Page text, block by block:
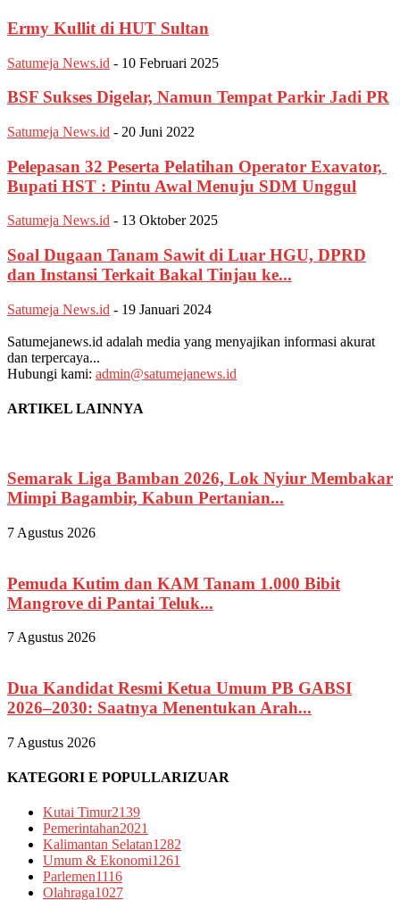
Ermy Kullit di HUT Sultan
Satumeja News.id - 10 Februari 2025
BSF Sukses Digelar, Namun Tempat Parkir Jadi PR
Satumeja News.id - 20 Juni 2022
Pelepasan 32 Peserta Pelatihan Operator Exavator,
Bupati HST : Pintu Awal Menuju SDM Unggul
Satumeja News.id - 13 Oktober 2025
Soal Dugaan Tanam Sawit di Luar HGU, DPRD
dan Instansi Terkait Bakal Tinjau ke...
Satumeja News.id - 19 Januari 2024
Satumejanews.id adalah media yang menyajikan informasi akurat
dan terpercaya...
Hubungi kami: admin@satumejanews.id
ARTIKEL LAINNYA
Semarak Liga Bamban 2026,‎ Lok Nyiur Membakar
Mimpi ‎Bagambir, Kabun Pertanian...
7 Agustus 2026
Pemuda Kutim dan KAM Tanam 1.000 Bibit
Mangrove di Pantai Teluk...
7 Agustus 2026
Dua Kandidat Resmi Ketua Umum PB GABSI
2026–2030: Saatnya Menentukan Arah...
7 Agustus 2026
KATEGORI E POPULLARIZUAR
Kutai Timur2139
Pemerintahan2021
Kalimantan Selatan1282
Umum & Ekonomi1261
Parlemen1116
Olahraga1027